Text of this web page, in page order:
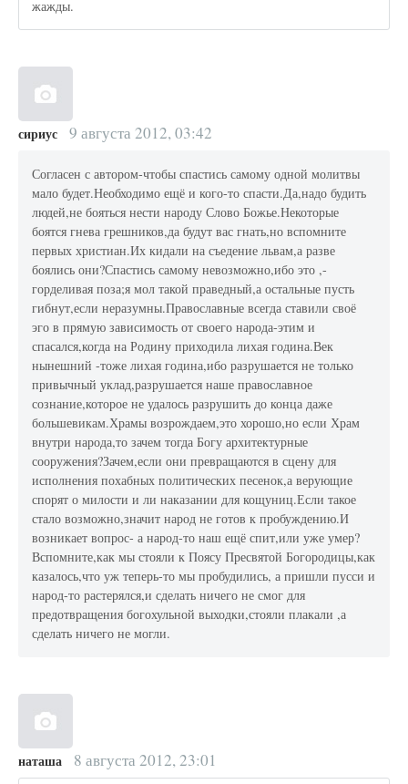
жажды.
сириус 9 августа 2012, 03:42
Согласен с автором-чтобы спастись самому одной молитвы
мало будет.Необходимо ещё и кого-то спасти.Да,надо будить
людей,не бояться нести народу Слово Божье.Некоторые
боятся гнева грешников,да будут вас гнать,но вспомните
первых христиан.Их кидали на съедение львам,а разве
боялись они?Спастись самому невозможно,ибо это ,-
горделивая поза;я мол такой праведный,а остальные пусть
гибнут,если неразумны.Православные всегда ставили своё
эго в прямую зависимость от своего народа-этим и
спасался,когда на Родину приходила лихая година.Век
нынешний -тоже лихая година,ибо разрушается не только
привычный уклад,разрушается наше православное
сознание,которое не удалось разрушить до конца даже
большевикам.Храмы возрождаем,это хорошо,но если Храм
внутри народа,то зачем тогда Богу архитектурные
сооружения?Зачем,если они превращаются в сцену для
исполнения похабных политических песенок,а верующие
спорят о милости и ли наказании для кощуниц.Если такое
стало возможно,значит народ не готов к пробуждению.И
возникает вопрос- а народ-то наш ещё спит,или уже умер?
Вспомните,как мы стояли к Поясу Пресвятой Богородицы,как
казалось,что уж теперь-то мы пробудились, а пришли пусси и
народ-то растерялся,и сделать ничего не смог для
предотвращения богохульной выходки,стояли плакали ,а
сделать ничего не могли.
наташа 8 августа 2012, 23:01